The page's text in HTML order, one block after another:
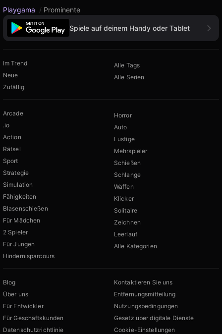
Playgama / Prominente
Spiele auf deinem Handy oder Tablet
Im Trend
Neue
Zufällig
Alle Tags
Alle Serien
Arcade
.io
Action
Rätsel
Sport
Strategie
Simulation
Fähigkeiten
Blasenschießen
Für Mädchen
2 Spieler
Für Jungen
Hindernisparcours
Horror
Auto
Lustige
Mehrspieler
Schießen
Schlange
Waffen
Klicker
Solitaire
Zeichnen
Leerlauf
Alle Kategorien
Blog
Über uns
Für Entwickler
Für Geschäftskunden
Datenschutzrichtlinie
Kontaktieren Sie uns
Entfernungsmitteilung
Nutzungsbedingungen
Gesetz über digitale Dienste
Cookie-Einstellungen